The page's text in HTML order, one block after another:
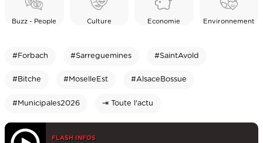
Buzz - People Culture Economie Environnement
#Forbach #Sarreguemines #SaintAvold
#Bitche #MoselleEst #AlsaceBossue
#Municipales2026 ⇥ Toute l'actu
FLASH INFOS